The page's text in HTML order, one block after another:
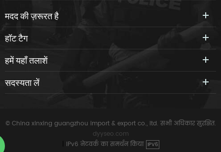
मदद की ज़रूरत है
हॉट टैग
हमें यहाँ तलाशें
सदस्यता लें
© China xinxing guangzhou import & export co., ltd. सभी अधिकार सुरक्षित.
dyyseo.com
IPv6 नेटवर्क का समर्थन किया IPV6